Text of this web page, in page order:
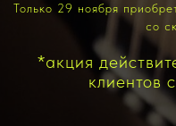
Только 29 ноября
со
*акция
клиентов